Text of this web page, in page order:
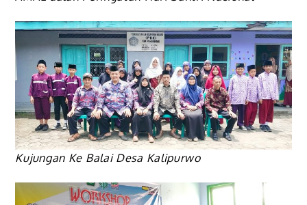
Kujungan Ke Balai Desa Kalipurwo